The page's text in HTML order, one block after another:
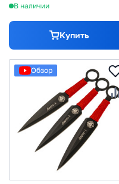
В наличии
Купить
Обзор